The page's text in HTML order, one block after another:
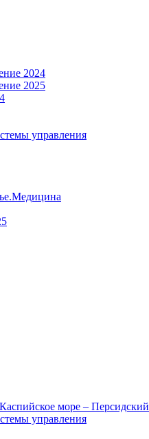
2024
2025
управления
море – Персидский
управления